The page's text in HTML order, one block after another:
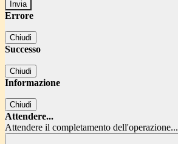
Errore
Chiudi
Successo
Chiudi
Informazione
Chiudi
Attendere...
Attendere il completamento dell'operazione...